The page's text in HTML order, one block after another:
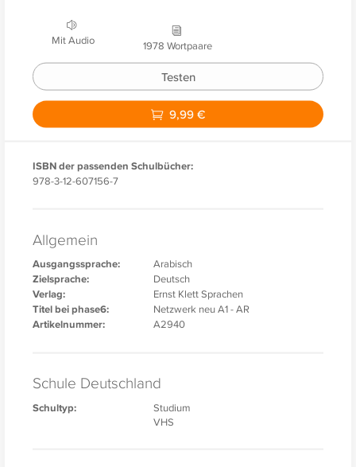
Mit Audio 1978 Wortpaare
Testen
9,99 €
ISBN der passenden Schulbücher:
978-3-12-607156-7
Allgemein
Ausgangssprache: Arabisch
Zielsprache: Deutsch
Verlag: Ernst Klett Sprachen
Titel bei phase6: Netzwerk neu A1 - AR
Artikelnummer: A2940
Schule Deutschland
Schultyp:
Studium
VHS